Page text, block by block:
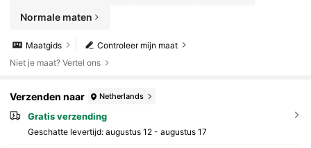
Normale maten
Controleer mijn maat
Maatgids
Niet je maat? Vertel ons
Verzenden naar Netherlands
Gratis verzending
Geschatte levertijd: augustus 12 - augustus 17